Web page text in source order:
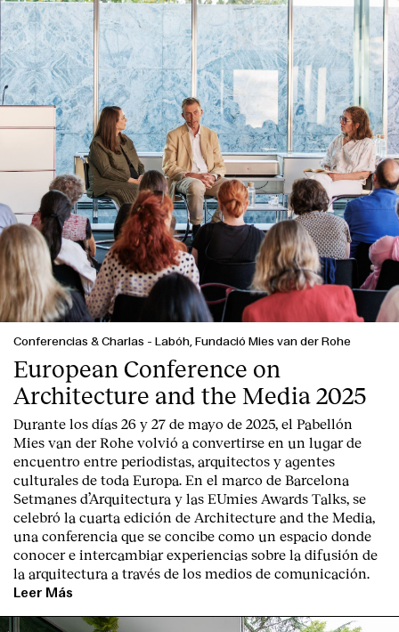
Contacto
Conferencias & Charlas - Labóh, Fundació Mies van der Rohe
European Conference on
Architecture and the Media 2025
Durante los días 26 y 27 de mayo de 2025, el Pabellón
Mies van der Rohe volvió a convertirse en un lugar de
encuentro entre periodistas, arquitectos y agentes
culturales de toda Europa. En el marco de Barcelona
Setmanes d’Arquitectura y las EUmies Awards Talks, se
celebró la cuarta edición de Architecture and the Media,
una conferencia que se concibe como un espacio donde
conocer e intercambiar experiencias sobre la difusión de
la arquitectura a través de los medios de comunicación.
Leer Más